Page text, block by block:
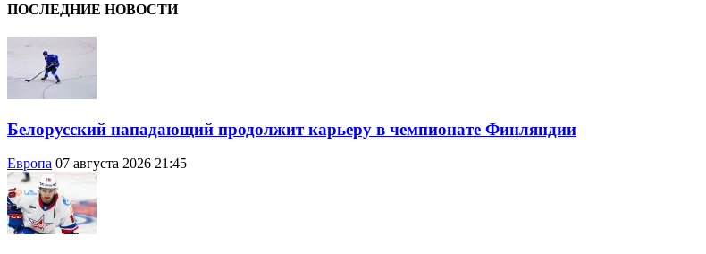
ПОСЛЕДНИЕ НОВОСТИ
Белорусский нападающий продолжит карьеру в чемпионате Финляндии
Европа 07 августа 2026 21:45